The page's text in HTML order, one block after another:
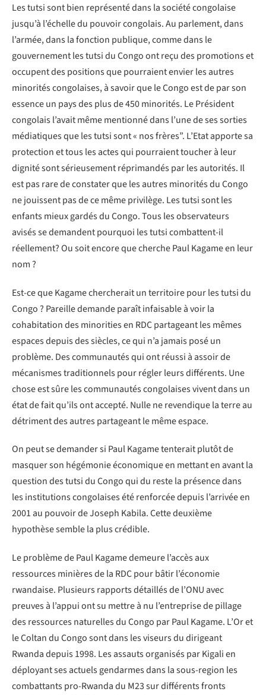
Les tutsi sont bien représenté dans la société congolaise
jusqu’à l’échelle du pouvoir congolais. Au parlement, dans
l’armée, dans la fonction publique, comme dans le
gouvernement les tutsi du Congo ont reçu des promotions et
occupent des positions que pourraient envier les autres
minorités congolaises, à savoir que le Congo est de par son
essence un pays des plus de 450 minorités. Le Président
congolais l’avait même mentionné dans l’une de ses sorties
médiatiques que les tutsi sont « nos frères”. L’Etat apporte sa
protection et tous les actes qui pourraient toucher à leur
dignité sont sérieusement réprimandés par les autorités. Il
est pas rare de constater que les autres minorités du Congo
ne jouissent pas de ce même privilège. Les tutsi sont les
enfants mieux gardés du Congo. Tous les observateurs
avisés se demandent pourquoi les tutsi combattent-il
réellement? Ou soit encore que cherche Paul Kagame en leur
nom ?
Est-ce que Kagame chercherait un territoire pour les tutsi du
Congo ? Pareille demande paraît infaisable à voir la
cohabitation des minorities en RDC partageant les mêmes
espaces depuis des siècles, ce qui n’a jamais posé un
problème. Des communautés qui ont réussi à assoir de
mécanismes traditionnels pour régler leurs différents. Une
chose est sûre les communautés congolaises vivent dans un
état de fait qu’ils ont accepté. Nulle ne revendique la terre au
détriment des autres partageant le même espace.
On peut se demander si Paul Kagame tenterait plutôt de
masquer son hégémonie économique en mettant en avant la
question des tutsi du Congo qui du reste la présence dans
les institutions congolaises été renforcée depuis l’arrivée en
2001 au pouvoir de Joseph Kabila. Cette deuxième
hypothèse semble la plus crédible.
Le problème de Paul Kagame demeure l’accès aux
ressources minières de la RDC pour bâtir l’économie
rwandaise. Plusieurs rapports détaillés de l’ONU avec
preuves à l’appui ont su mettre à nu l’entreprise de pillage
des ressources naturelles du Congo par Paul Kagame. L’Or et
le Coltan du Congo sont dans les viseurs du dirigeant
Rwanda depuis 1998. Les assauts organisés par Kigali en
déployant ses actuels gendarmes dans la sous-region les
combattants pro-Rwanda du M23 sur différents fronts